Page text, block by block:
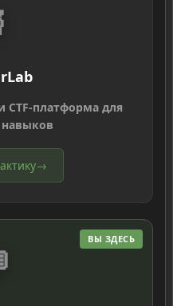
CTF-платформа для
→
ВЫ ЗДЕСЬ